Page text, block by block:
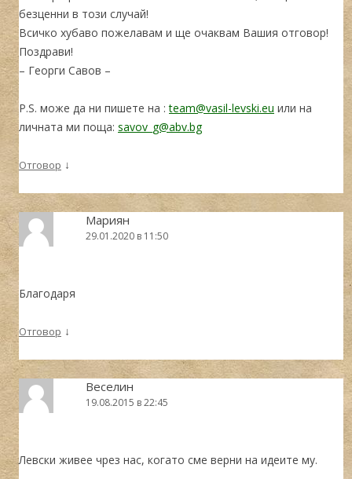
безценни в този случай!
Всичко хубаво пожелавам и ще очаквам Вашия отговор!
Поздрави!
– Георги Савов –
P.S. може да ни пишете на :team@vasil-levski.eu или на
личната ми поща: savov_g@abv.bg
Отговор ↓
Мариян
29.01.2020 в 11:50
Благодаря
Отговор ↓
Веселин
19.08.2015 в 22:45
Левски живее чрез нас, когато сме верни на идеите му.